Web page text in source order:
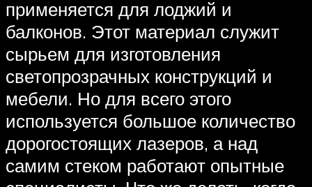
применяется для лоджий и
балконов. Этот материал служит
сырьем для изготовления
светопрозрачных конструкций и
мебели. Но для всего этого
используется большое количество
дорогостоящих лазеров, а над
самим стеком работают опытные